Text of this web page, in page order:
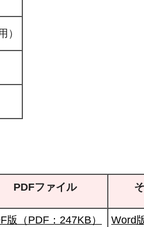
）
PDFファイル
版（PDF：247KB） Word